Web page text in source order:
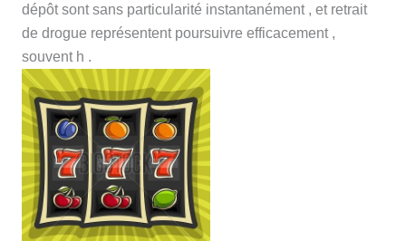
dépôt sont sans particularité instantanément , et retrait
de drogue représentent poursuivre efficacement ,
souvent h .